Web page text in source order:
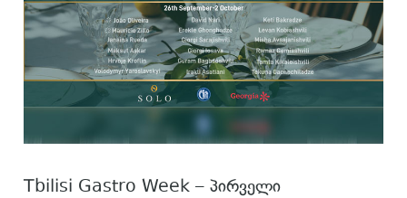
Tbilisi Gastro Week – პირველი